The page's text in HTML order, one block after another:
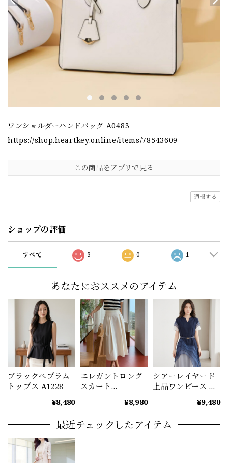
ワンショルダーハンドバッグ A0483
https://shop.heartkey.online/items/78543609
この商品をアプリで見る
通報する
ショップの評価
すべて 3 0 1
あなたにおススメのアイテム
ブラックペプラム
トップス A1228
¥8,480
エレガントロング
スカート
¥8,980
シアーレイヤード
上品ワンピース レ
ブルー A1234¥9,480
最近チェックしたアイテム